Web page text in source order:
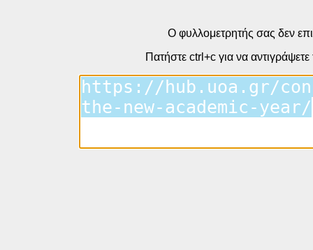
Ο φυλλομετρητής σας δεν
Πατήστε ctrl+c για να